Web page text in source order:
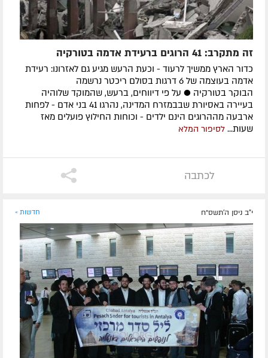
זה מתקרב: 41 הרוגים ברעידת אדמה בטורקיה
כדור הארץ ממשיך לרעוד - וכעת הרעש מגיע גם לאזרונו: רעידת
אדמה בעוצמה של 6 דרגות בסולם ריכטר נרשמה
הבוקר בטורקיה ● על פי דיווחים, ברעש, שהמוקד שלוהיה
בעיירה באסיורת שבבמזרח המדינה, נהרגו 41 בני אדם - לפחות
ארבעה מההרוגים הינם ילדים - וכוחות החילוץ פועלים מאז
שעות... לסיפור המלא
לכתבה
י"ב ניסן ה׳תשס״ח חדשות »